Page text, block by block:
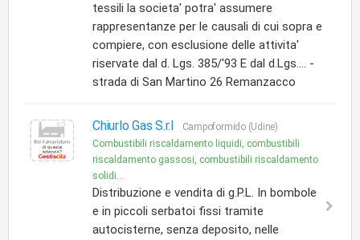
tessili la societa' potra' assumere
rappresentanze per le causali di cui sopra e
compiere, con esclusione delle attivita'
riservate dal d. Lgs. 385/'93 E dal d.Lgs.... -
strada di San Martino 26 Remanzacco
Chiurlo Gas S.r.l
Campoformido (Udine)
Combustibili riscaldamento liquidi, combustibili
riscaldamento gassosi, combustibili riscaldamento
solidi...
Distribuzione e vendita di g.P.L. In bombole
e in piccoli serbatoi fissi tramite
autocisterne, senza deposito, nelle